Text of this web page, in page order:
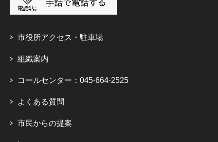
市役所アクセス・駐車場
組織案内
コールセンター：045-664-2525
よくある質問
市民からの提案